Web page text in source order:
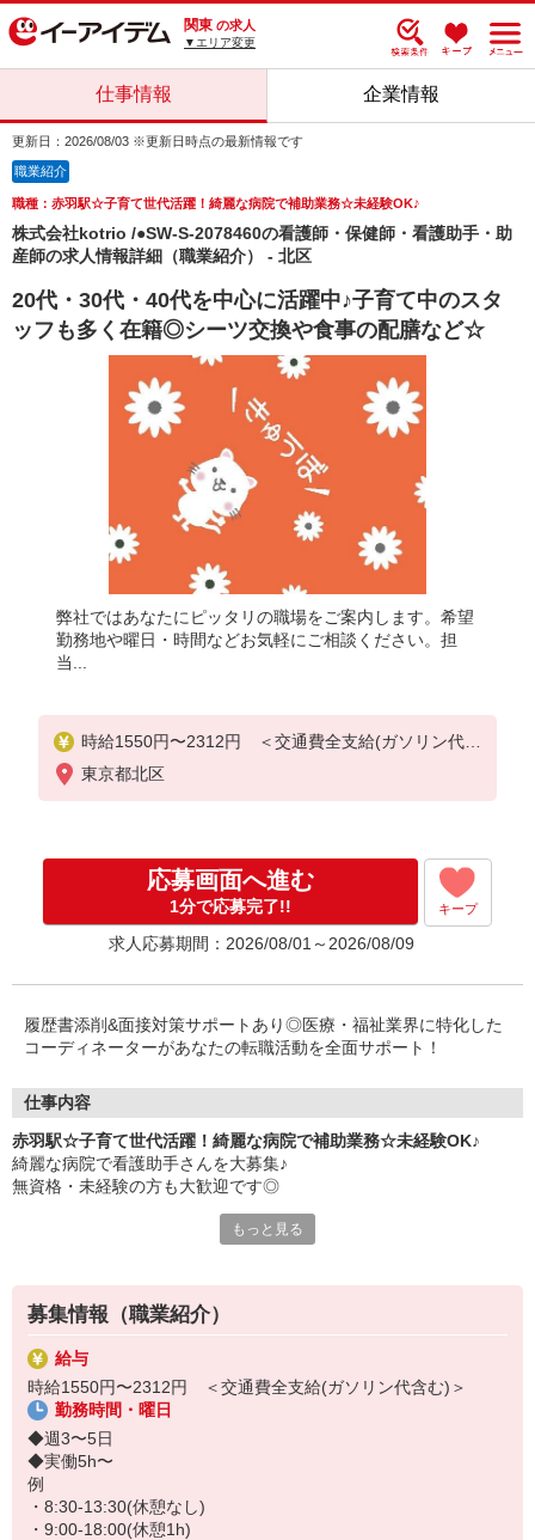
関東 の求人
▼エリア変更
仕事情報 企業情報
更新日：2026/08/03 ※更新日時点の最新情報です
職業紹介
職種：赤羽駅☆子育て世代活躍！綺麗な病院で補助業務☆未経験OK♪
株式会社kotrio /●SW-S-2078460の看護師・保健師・看護助手・助
産師の求人情報詳細（職業紹介） - 北区
20代・30代・40代を中心に活躍中♪子育て中のスタ
ッフも多く在籍◎シーツ交換や食事の配膳など☆
弊社ではあなたにピッタリの職場をご案内します。希望
勤務地や曜日・時間などお気軽にご相談ください。担
当...
時給1550円〜2312円 ＜交通費全支給(ガソリン代含
む)＞
東京都北区
応募画面へ進む
1分で応募完了!! キープ
求人応募期間：2026/08/01～2026/08/09
履歴書添削&面接対策サポートあり◎医療・福祉業界に特化した
コーディネーターがあなたの転職活動を全面サポート！
仕事内容
赤羽駅☆子育て世代活躍！綺麗な病院で補助業務☆未経験OK♪
綺麗な病院で看護助手さんを大募集♪
無資格・未経験の方も大歓迎です◎
・食事の配膳下膳
・必要に応じた介助 など
◆おすすめポイント
・最短2週間で内定GET！
・残業ほぼ無し（月平均10ｈ以下）
・シフト柔軟でお休みも取りやすい
プライベートが大事にできるので、
子育て中のスタッフも多数在籍！
安定して長く働きたい方にピッタリです◎
もっと見る
募集情報（職業紹介）
給与
時給1550円〜2312円 ＜交通費全支給(ガソリン代含む)＞
勤務時間・曜日
◆週3〜5日
◆実働5h〜
例
・8:30-13:30(休憩なし)
・9:00-18:00(休憩1h)